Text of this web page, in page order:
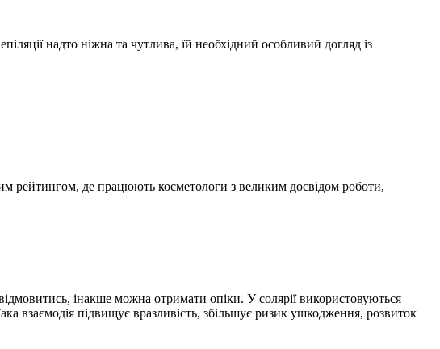
надто ніжна та чутлива, їй необхідний особливий догляд із
рейтингом, де працюють косметологи з великим досвідом роботи,
інакше можна отримати опіки. У солярії використовуються
взаємодія підвищує вразливість, збільшує ризик ушкодження, розвиток